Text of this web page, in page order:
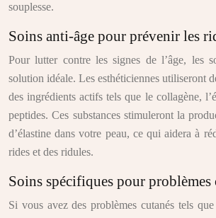
souplesse.
Soins anti-âge pour prévenir les
Pour lutter contre les signes de l’âge, les
solution idéale. Les esthéticiennes utiliseront
des ingrédients actifs tels que le collagène,
peptides. Ces substances stimuleront la
d’élastine dans votre peau, ce qui aidera à
rides et des ridules.
Soins spécifiques pour problèmes
Si vous avez des problèmes cutanés tels